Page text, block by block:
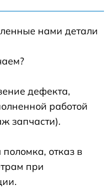
нами детали
дефекта,
работой
запчасти).
отказ в
при